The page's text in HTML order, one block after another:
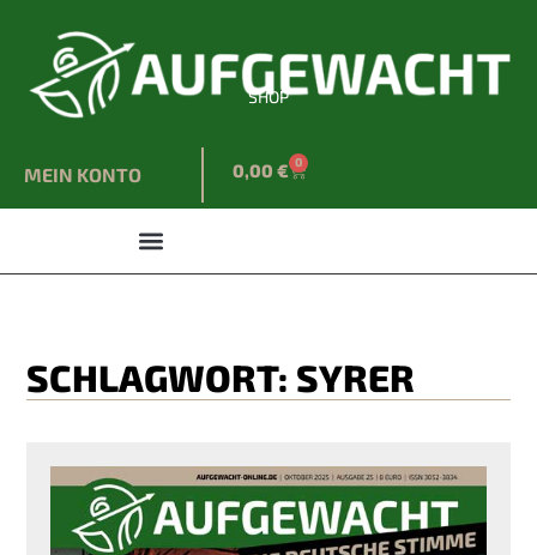
SHOP
MEIN KONTO 0,00 € 0
SCHLAGWORT: SYRER